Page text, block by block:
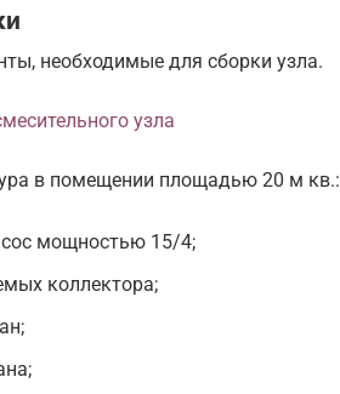
необходимые для сборки узла.
узла
в помещении площадью 20 м кв.:
мощностью 15/4;
коллектора;